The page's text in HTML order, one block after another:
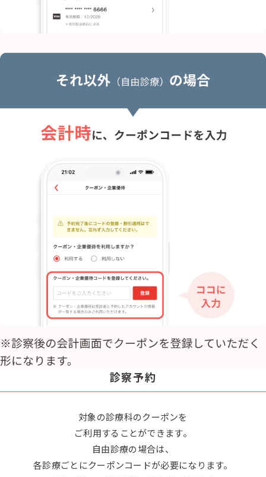
診察予約
対象の診療科のクーポンを
ご利用することができます。
自由診療の場合は、
各診療ごとにクーポンコードが必要になります。